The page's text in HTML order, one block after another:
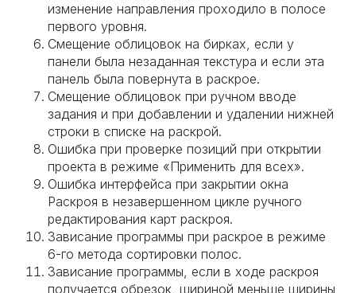
изменение направления проходило в полосе
первого уровня.
Смещение облицовок на бирках, если у
панели была незаданная текстура и если эта
панель была повернута в раскрое.
Смещение облицовок при ручном вводе
задания и при добавлении и удалении нижней
строки в списке на раскрой.
Ошибка при проверке позиций при открытии
проекта в режиме «Применить для всех».
Ошибка интерфейса при закрытии окна
Раскроя в незавершенном цикле ручного
редактирования карт раскроя.
Зависание программы при раскрое в режиме
6-го метода сортировки полос.
Зависание программы, если в ходе раскроя
получается обрезок, шириной меньше ширины